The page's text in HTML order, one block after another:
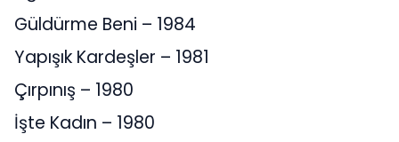
Güldürme Beni – 1984
Yapışık Kardeşler – 1981
Çırpınış – 1980
İşte Kadın – 1980